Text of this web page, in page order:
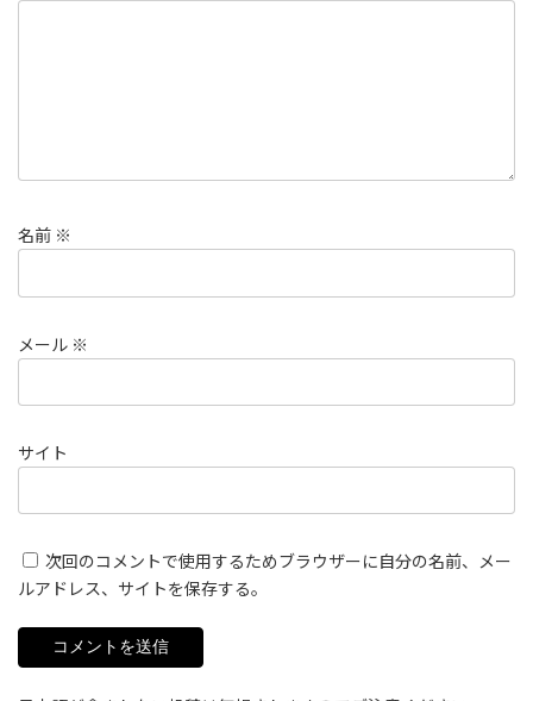
名前 ※
メール ※
サイト
次回のコメントで使用するためブラウザーに自分の名前、メー
ルアドレス、サイトを保存する。